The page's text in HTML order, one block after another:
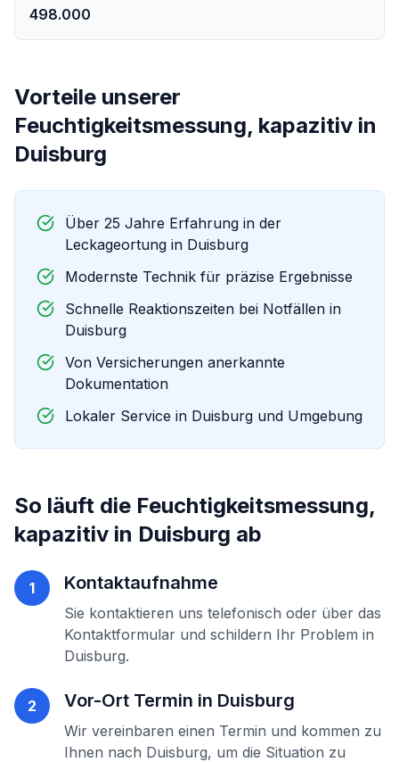
498.000
Vorteile unserer
Feuchtigkeitsmessung, kapazitiv in
Duisburg
Über 25 Jahre Erfahrung in der
Leckageortung in Duisburg
Modernste Technik für präzise Ergebnisse
Schnelle Reaktionszeiten bei Notfällen in
Duisburg
Von Versicherungen anerkannte
Dokumentation
Lokaler Service in Duisburg und Umgebung
So läuft die Feuchtigkeitsmessung,
kapazitiv in Duisburg ab
1 Kontaktaufnahme
Sie kontaktieren uns telefonisch oder über das
Kontaktformular und schildern Ihr Problem in
Duisburg.
2 Vor-Ort Termin in Duisburg
Wir vereinbaren einen Termin und kommen zu
Ihnen nach Duisburg, um die Situation zu